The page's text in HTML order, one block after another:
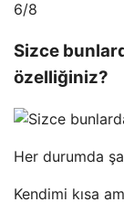
6/8
Sizce
özelliğiniz?
Her durumda
Kendimi kısa